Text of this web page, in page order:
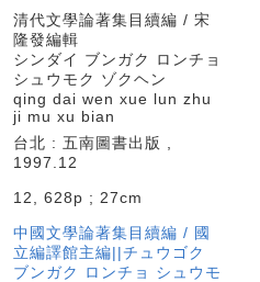
清代文學論著集目續編 / 宋
隆發編輯
シンダイ ブンガク ロンチョ
シュウモク ゾクヘン
qing dai wen xue lun zhu
ji mu xu bian
台北 : 五南圖書出版 ,
1997.12
12, 628p ; 27cm
中國文學論著集目續編 / 國
立編譯館主編||チュウゴク
ブンガク ロンチョ シュウモ